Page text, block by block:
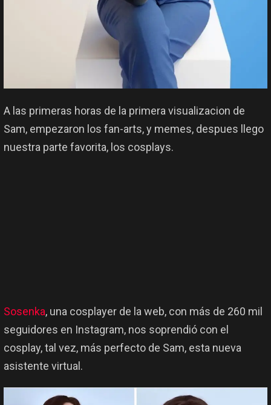
A las primeras horas de la primera visualizacion de
Sam, empezaron los fan-arts, y memes, despues llego
nuestra parte favorita, los cosplays.
Sosenka, una cosplayer de la web, con más de 260 mil
seguidores en Instagram, nos soprendió con el
cosplay, tal vez, más perfecto de Sam, esta nueva
asistente virtual.